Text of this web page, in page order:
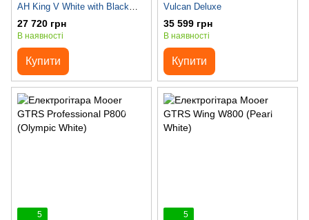
AH King V White with Black
Bevels
27 720 грн
В наявності
Купити
Vulcan Deluxe
35 599 грн
В наявності
Купити
5 5